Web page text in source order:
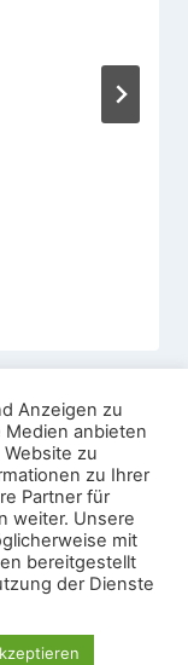
Kontakt
Sandkrug e.V.
Anzeigen zu
Medien anbieten
zu
zu Ihrer
Partner für
weiter. Unsere
mit
bereitgestellt
der Dienste